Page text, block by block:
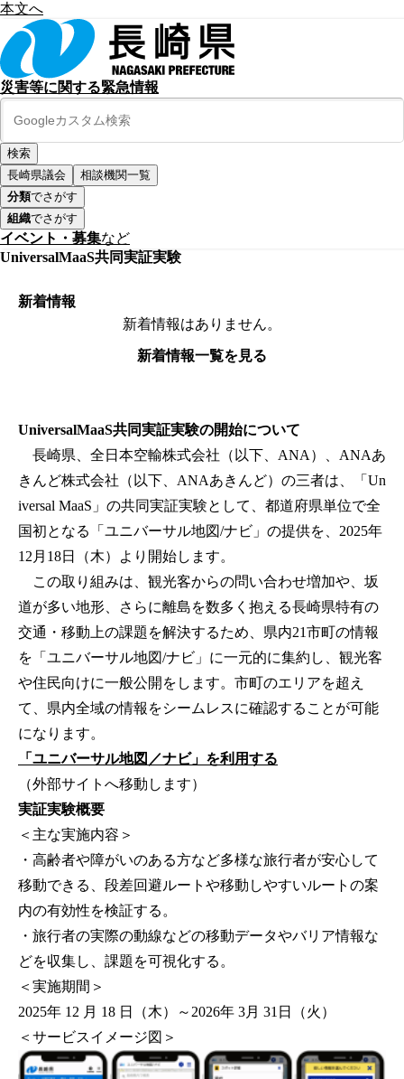
本文へ
災害等に関する緊急情報
長崎県議会
相談機関一覧
分類でさがす
組織でさがす
イベント・募集など
UniversalMaaS共同実証実験
新着情報
新着情報はありません。
新着情報一覧を見る
UniversalMaaS共同実証実験の開始について
長崎県、全日本空輸株式会社（以下、ANA）、ANAあ
きんど株式会社（以下、ANAあきんど）の三者は、「Un
iversal MaaS」の共同実証実験として、都道府県単位で全
国初となる「ユニバーサル地図/ナビ」の提供を、2025年
12月18日（木）より開始します。
この取り組みは、観光客からの問い合わせ増加や、坂
道が多い地形、さらに離島を数多く抱える長崎県特有の
交通・移動上の課題を解決するため、県内21市町の情報
を「ユニバーサル地図/ナビ」に一元的に集約し、観光客
や住民向けに一般公開をします。市町のエリアを超え
て、県内全域の情報をシームレスに確認することが可能
になります。
「ユニバーサル地図／ナビ」を利用する
（外部サイトへ移動します）
実証実験概要
＜主な実施内容＞
・高齢者や障がいのある方など多様な旅行者が安心して
移動できる、段差回避ルートや移動しやすいルートの案
内の有効性を検証する。
・旅行者の実際の動線などの移動データやバリア情報な
どを収集し、課題を可視化する。
＜実施期間＞
2025年 12 月 18 日（木）～2026年 3月 31日（火）
＜サービスイメージ図＞